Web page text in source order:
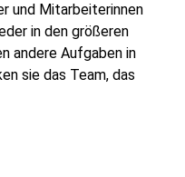
und Mitarbeiterinnen
in den größeren
andere Aufgaben in
sie das Team, das